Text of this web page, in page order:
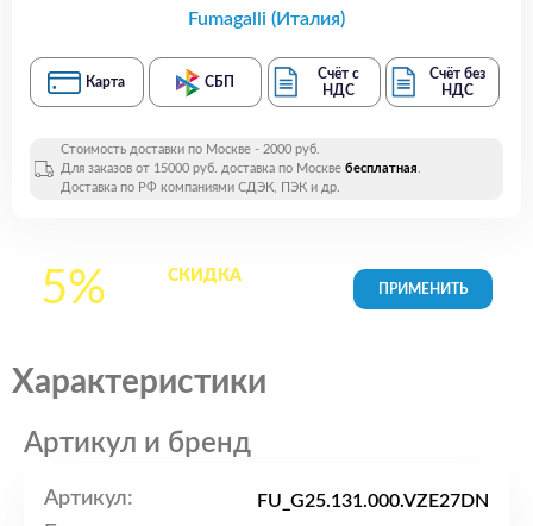
Fumagalli (Италия)
Карта СБП
Счёт с
НДС
Счёт без
НДС
Стоимость доставки по Москве - 2000 руб.
Для заказов от 15000 руб. доставка по Москве бесплатная.
Доставка по РФ компаниями СДЭК, ПЭК и др.
5% СКИДКАна все
Характеристики
Артикул и бренд
Артикул: FU_G25.131.000.VZE27DN